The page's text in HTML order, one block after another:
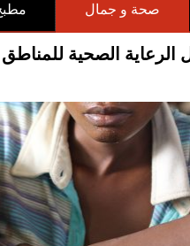
صحة و جمال
الصحية للمناطق